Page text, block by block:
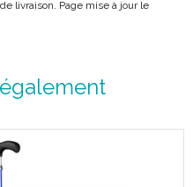
kg.
livraison. Page mise à jour le